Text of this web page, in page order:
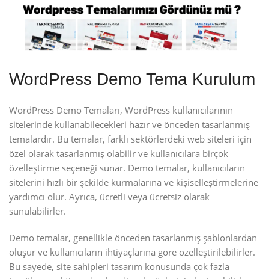
WordPress Demo Tema Kurulum
WordPress Demo Temaları, WordPress kullanıcılarının
sitelerinde kullanabilecekleri hazır ve önceden tasarlanmış
temalardır. Bu temalar, farklı sektörlerdeki web siteleri için
özel olarak tasarlanmış olabilir ve kullanıcılara birçok
özelleştirme seçeneği sunar. Demo temalar, kullanıcıların
sitelerini hızlı bir şekilde kurmalarına ve kişiselleştirmelerine
yardımcı olur. Ayrıca, ücretli veya ücretsiz olarak
sunulabilirler.
Demo temalar, genellikle önceden tasarlanmış şablonlardan
oluşur ve kullanıcıların ihtiyaçlarına göre özelleştirilebilirler.
Bu sayede, site sahipleri tasarım konusunda çok fazla